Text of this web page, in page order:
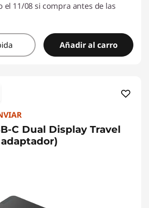
el 11/08 si compra antes de las
Añadir al carro
C Dual Display Travel